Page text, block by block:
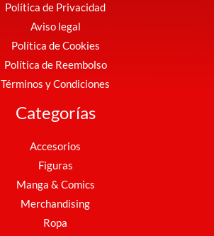
Política de Privacidad
Aviso legal
Política de Cookies
Política de Reembolso
Términos y Condiciones
Categorías
Accesorios
Figuras
Manga & Comics
Merchandising
Ropa